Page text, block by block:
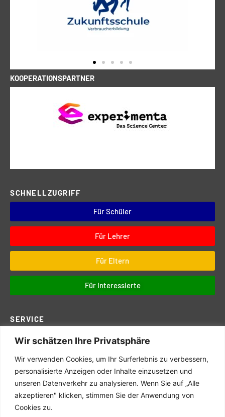
Wir schätzen Ihre Privatsphäre
Wir verwenden Cookies, um Ihr Surferlebnis zu verbessern,
personalisierte Anzeigen oder Inhalte einzusetzen und
unseren Datenverkehr zu analysieren. Wenn Sie auf „Alle
akzeptieren" klicken, stimmen Sie der Anwendung von
Cookies zu.
KOOPERATIONSPARTNER
SCHNELLZUGRIFF
Für Schüler
Für Lehrer
Für Eltern
Für Interessierte
SERVICE
Downloads
Digitales
Prüfungen
Schul- und Hausordnung
Terminkalender
Schulwegeplan